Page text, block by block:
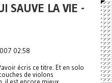
SAUVE LA VIE -
02:58
écris ce titre. Et en solo
de violons